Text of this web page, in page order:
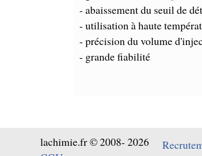
- abaissement du seuil de
- utilisation à haute
- précision du volume
- grande fiabilité
lachimie.fr © 2008- 2026